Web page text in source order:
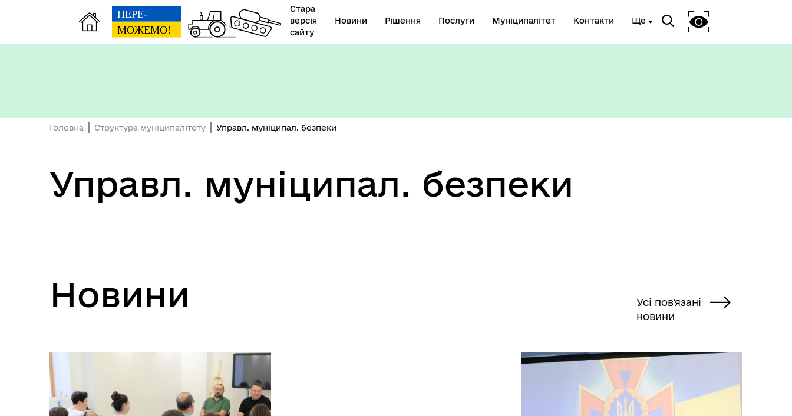
Стара
версія
сайту
Новини Рішення Послуги Муніципалітет Контакти Ще
Символіка міста Суми
Рекрутинг
Головна Структура муніципалітету Управл. муніципал. безпеки
Управл. муніципал. безпеки
Новини
Усі пов'язані
новини